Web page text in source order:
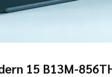
15 B13M-